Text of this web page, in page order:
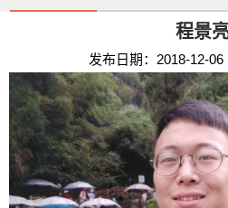
程景
发布日期：2018-12-